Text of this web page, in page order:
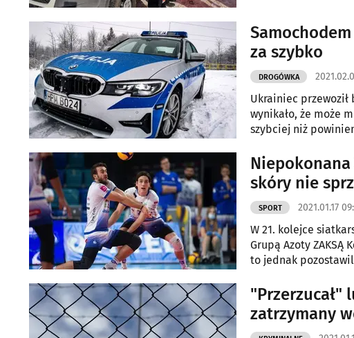
za szybko
DROGÓWKA
Ukrainiec przewoził
wynikało, że może
szybciej niż
Niepokonana
skóry nie
SPORT 2021.01.17
W 21. kolejce
Grupą Azoty
to jednak
"Przerzucał"
zatrzymany